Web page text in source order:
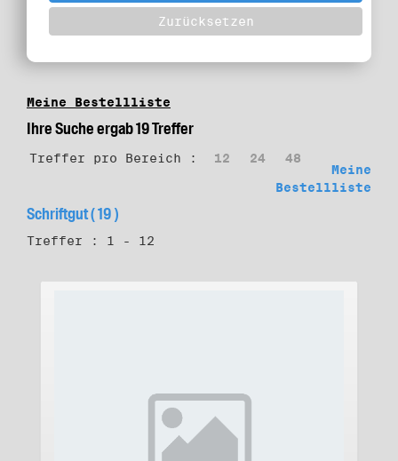
Meine Bestellliste
Ihre Suche ergab 19 Treffer
Treffer pro Bereich : 12 24
48
Meine
Bestellliste
Schriftgut ( 19 )
Treffer : 1 - 12